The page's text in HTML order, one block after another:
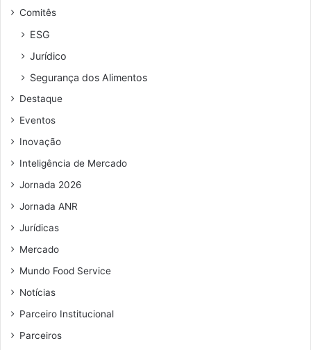
e
e
e
a
i
Comitês
ESG
Jurídico
Segurança dos Alimentos
Destaque
Eventos
Inovação
Inteligência de Mercado
Jornada 2026
Jornada ANR
Jurídicas
Mercado
Mundo Food Service
Notícias
Parceiro Institucional
Parceiros